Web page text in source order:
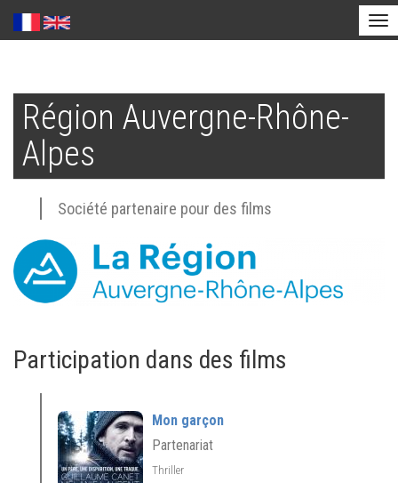
contenu
principal
Région Auvergne-Rhône-
Alpes
Société partenaire pour des films
Participation dans des films
Mon garçon
Partenariat
Thriller